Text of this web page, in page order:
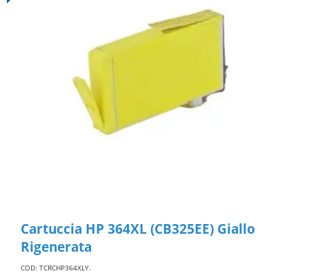
Cartuccia HP 364XL (CB325EE) Giallo
Rigenerata
COD: TCRCHP364XLY.